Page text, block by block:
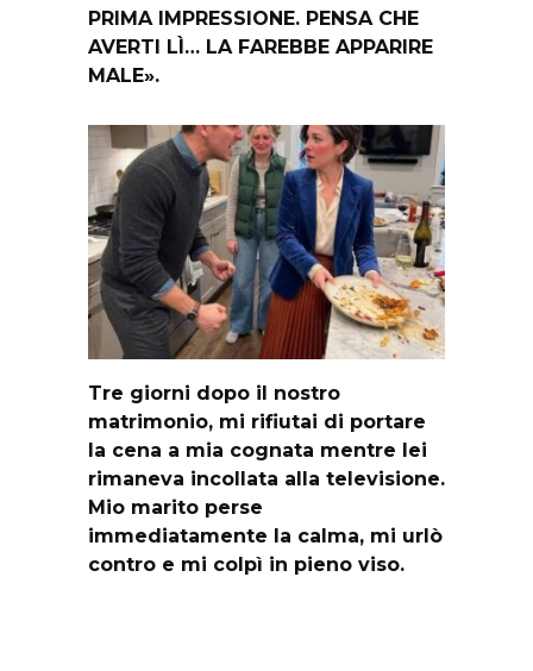
PRIMA IMPRESSIONE. PENSA CHE
AVERTI LÌ… LA FAREBBE APPARIRE
MALE».
Tre giorni dopo il nostro
matrimonio, mi rifiutai di portare
la cena a mia cognata mentre lei
rimaneva incollata alla televisione.
Mio marito perse
immediatamente la calma, mi urlò
contro e mi colpì in pieno viso.